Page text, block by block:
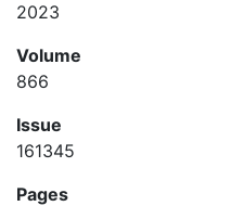
2023
Volume
866
Issue
161345
Pages